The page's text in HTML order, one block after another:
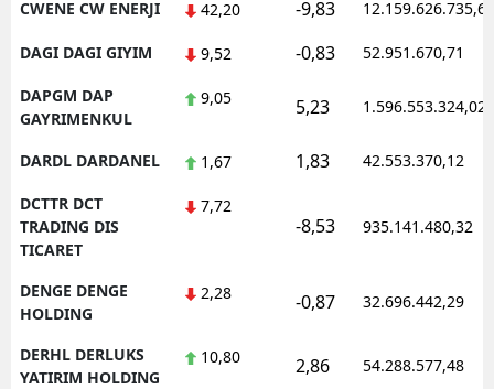
CWENE CW ENERJI 42,20 -9,83 12.159.626.735,62
DAGI DAGI GIYIM 9,52 -0,83 52.951.670,71
DAPGM DAP
GAYRIMENKUL
9,05 5,23 1.596.553.324,02
DARDL DARDANEL 1,67 1,83 42.553.370,12
DCTTR DCT
TRADING DIS
TICARET
7,72
-8,53 935.141.480,32
DENGE DENGE
HOLDING
2,28 -0,87 32.696.442,29
DERHL DERLUKS
YATIRIM HOLDING
10,80 2,86 54.288.577,48